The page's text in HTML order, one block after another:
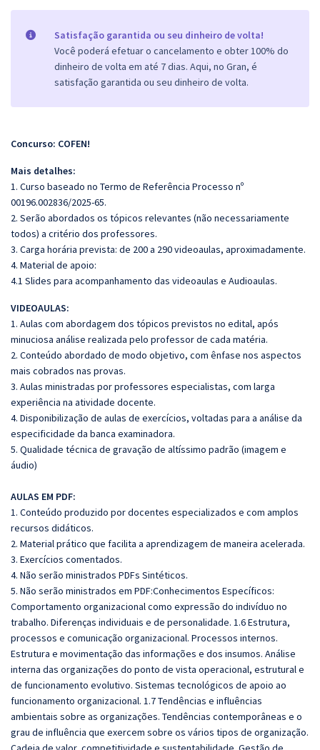
Satisfação garantida ou seu dinheiro de volta!
Você poderá efetuar o cancelamento e obter 100% do
dinheiro de volta em até 7 dias. Aqui, no Gran, é
satisfação garantida ou seu dinheiro de volta.
Concurso: COFEN!
Mais detalhes:
1. Curso baseado no Termo de Referência Processo nº
00196.002836/2025-65.
2. Serão abordados os tópicos relevantes (não necessariamente
todos) a critério dos professores.
3. Carga horária prevista: de 200 a 290 videoaulas, aproximadamente.
4. Material de apoio:
4.1 Slides para acompanhamento das videoaulas e Audioaulas.
VIDEOAULAS:
1. Aulas com abordagem dos tópicos previstos no edital, após
minuciosa análise realizada pelo professor de cada matéria.
2. Conteúdo abordado de modo objetivo, com ênfase nos aspectos
mais cobrados nas provas.
3. Aulas ministradas por professores especialistas, com larga
experiência na atividade docente.
4. Disponibilização de aulas de exercícios, voltadas para a análise da
especificidade da banca examinadora.
5. Qualidade técnica de gravação de altíssimo padrão (imagem e
áudio)
AULAS EM PDF:
1. Conteúdo produzido por docentes especializados e com amplos
recursos didáticos.
2. Material prático que facilita a aprendizagem de maneira acelerada.
3. Exercícios comentados.
4. Não serão ministrados PDFs Sintéticos.
5. Não serão ministrados em PDF:Conhecimentos Específicos:
Comportamento organizacional como expressão do indivíduo no
trabalho. Diferenças individuais e de personalidade. 1.6 Estrutura,
processos e comunicação organizacional. Processos internos.
Estrutura e movimentação das informações e dos insumos. Análise
interna das organizações do ponto de vista operacional, estrutural e
de funcionamento evolutivo. Sistemas tecnológicos de apoio ao
funcionamento organizacional. 1.7 Tendências e influências
ambientais sobre as organizações. Tendências contemporâneas e o
grau de influência que exercem sobre os vários tipos de organização.